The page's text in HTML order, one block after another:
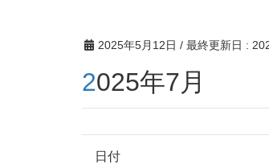
2025年5月12日 / 最終更新日 :
2025年7月
日付